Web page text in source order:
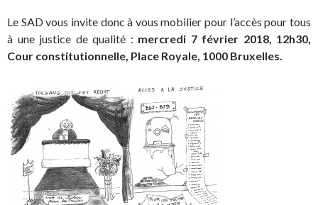
Le SAD vous invite donc à vous mobilier pour l’accès pour tous
à une justice de qualité : mercredi 7 février 2018, 12h30,
Cour constitutionnelle, Place Royale, 1000 Bruxelles.